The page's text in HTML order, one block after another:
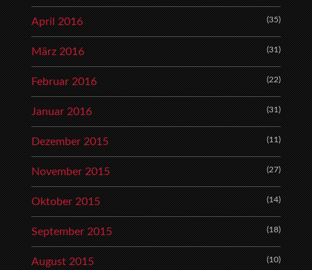
April 2016 (35)
März 2016 (31)
Februar 2016 (22)
Januar 2016 (31)
Dezember 2015 (11)
November 2015 (27)
Oktober 2015 (14)
September 2015 (18)
August 2015 (10)